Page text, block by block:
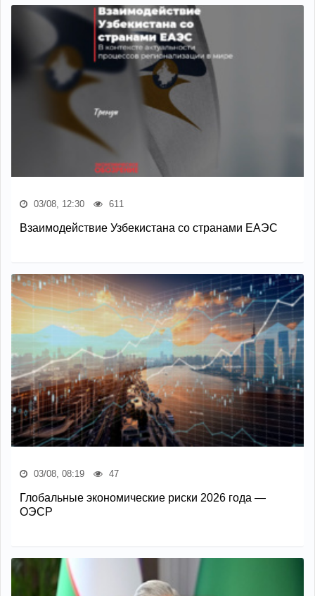
03/08, 12:30 611
Взаимодействие Узбекистана со странами ЕАЭС
03/08, 08:19 47
Глобальные экономические риски 2026 года —
ОЭСР